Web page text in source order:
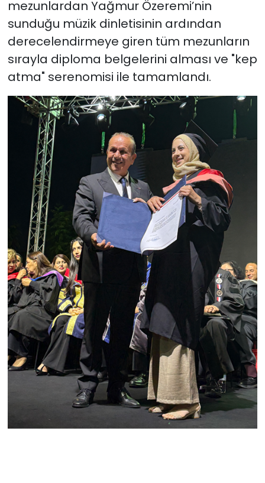
mezunlardan Yağmur Özeremi’nin
sunduğu müzik dinletisinin ardından
derecelendirmeye giren tüm mezunların
sırayla diploma belgelerini alması ve "kep
atma" serenomisi ile tamamlandı.